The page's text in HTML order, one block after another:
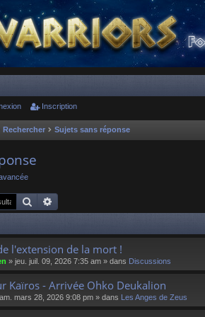
Inscription
Rechercher Sujets sans réponse
Rechercher
l'extension de la mort !
» jeu. juil. 09, 2026 7:35 am » dans Discussions
Kaïros - Arrivée Ohko Deukalion
mars 28, 2026 9:08 pm » dans Les Anges de Zeus